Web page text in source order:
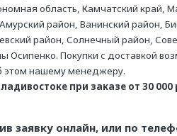
область, Камчатский край,
район, Ванинский район,
район, Солнечный район,
Покупки с доставкой
этом нашему менеджеру.
при заказе от 30 000
заявку онлайн, или по